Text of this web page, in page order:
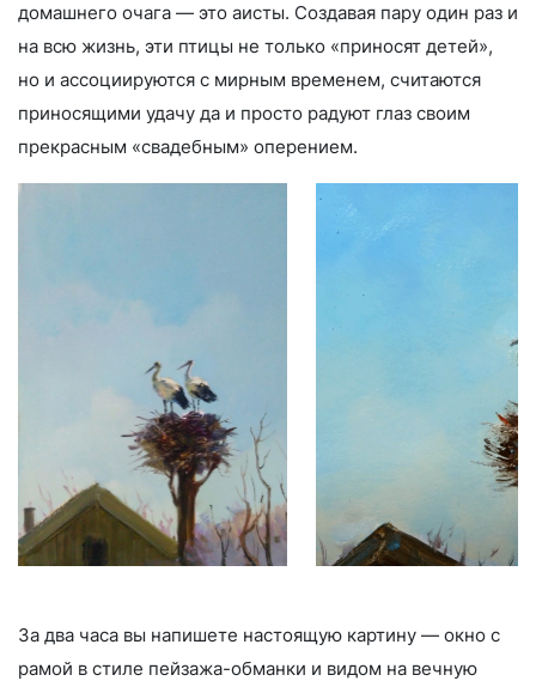
домашнего очага — это аисты. Создавая пару один раз и
на всю жизнь, эти птицы не только «приносят детей»,
но и ассоциируются с мирным временем, считаются
приносящими удачу да и просто радуют глаз своим
прекрасным «свадебным» оперением.
За два часа вы напишете настоящую картину — окно с
рамой в стиле пейзажа-обманки и видом на вечную